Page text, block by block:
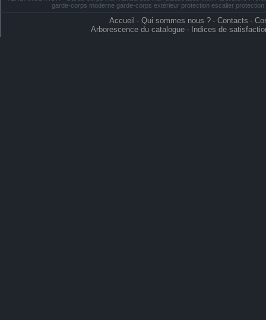
garde-corps moderne garde-corps extérieur protection escalier
Accueil - Qui sommes nous ? - Contacts -
Arborescence du catalogue - Indices de